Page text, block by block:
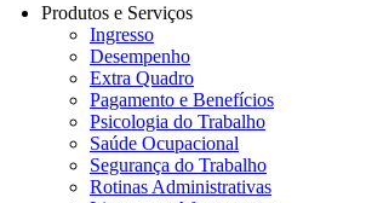
Produtos e Serviços
Ingresso
Desempenho
Extra Quadro
Pagamento e Benefícios
Psicologia do Trabalho
Saúde Ocupacional
Segurança do Trabalho
Rotinas Administrativas